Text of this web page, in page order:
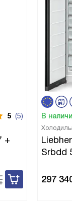
5 (5)
+
В
Srbdd
297